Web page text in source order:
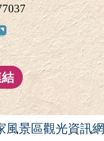
風景區觀光資訊網